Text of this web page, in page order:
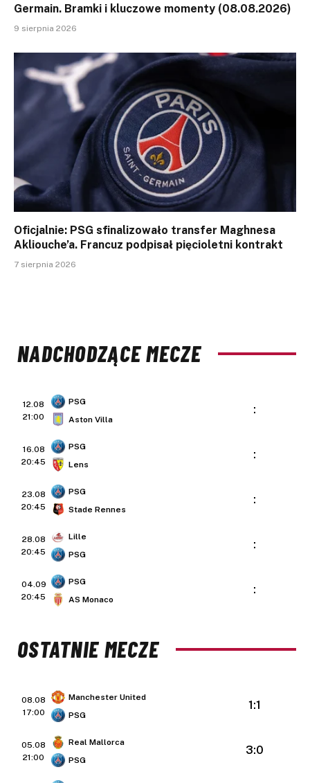
Germain. Bramki i kluczowe momenty (08.08.2026)
9 sierpnia 2026
Oficjalnie: PSG sfinalizowało transfer Maghnesa
Akliouche’a. Francuz podpisał pięcioletni kontrakt
7 sierpnia 2026
NADCHODZĄCE MECZE
12.08
21:00
PSG
Aston Villa
:
16.08
20:45
PSG
Lens
:
23.08
20:45
PSG
Stade Rennes
:
28.08
20:45
Lille
PSG
:
04.09
20:45
PSG
AS Monaco
:
OSTATNIE MECZE
08.08
17:00
Manchester United
PSG
1:1
05.08
21:00
Real Mallorca
PSG
3:0